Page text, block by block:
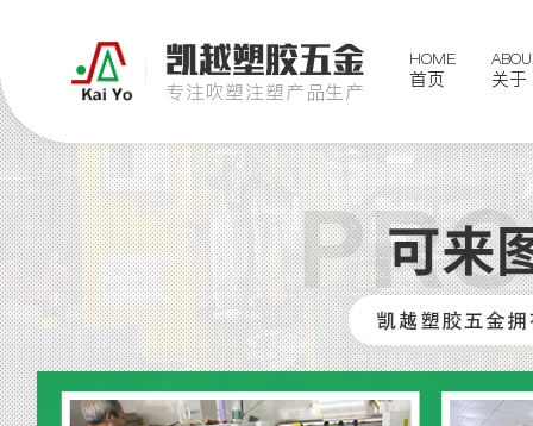
凯越塑胶五金
专注吹塑注塑产品生产
HOME
首页 关于